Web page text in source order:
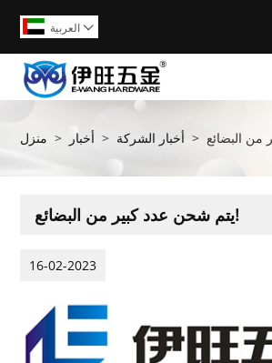
العربية 
منزل > أخبار > أخبار الشركة >
يتم شحن عدد كبير من البضائع!
16-02-2023